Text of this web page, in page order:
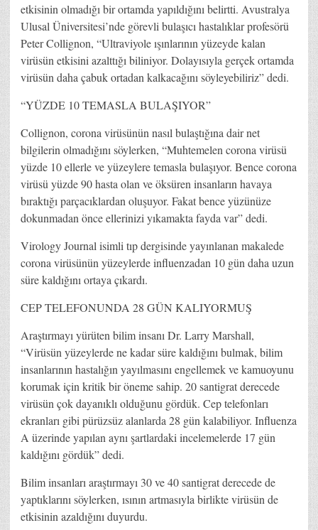
etkisinin olmadığı bir ortamda yapıldığını belirtti. Avustralya
Ulusal Üniversitesi’nde görevli bulaşıcı hastalıklar profesörü
Peter Collignon, “Ultraviyole ışınlarının yüzeyde kalan
virüsün etkisini azalttığı biliniyor. Dolayısıyla gerçek ortamda
virüsün daha çabuk ortadan kalkacağını söyleyebiliriz” dedi.
“YÜZDE 10 TEMASLA BULAŞIYOR”
Collignon, corona virüsünün nasıl bulaştığına dair net
bilgilerin olmadığını söylerken, “Muhtemelen corona virüsü
yüzde 10 ellerle ve yüzeylere temasla bulaşıyor. Bence corona
virüsü yüzde 90 hasta olan ve öksüren insanların havaya
bıraktığı parçacıklardan oluşuyor. Fakat bence yüzünüze
dokunmadan önce ellerinizi yıkamakta fayda var” dedi.
Virology Journal isimli tıp dergisinde yayınlanan makalede
corona virüsünün yüzeylerde influenzadan 10 gün daha uzun
süre kaldığını ortaya çıkardı.
CEP TELEFONUNDA 28 GÜN KALIYORMUŞ
Araştırmayı yürüten bilim insanı Dr. Larry Marshall,
“Virüsün yüzeylerde ne kadar süre kaldığını bulmak, bilim
insanlarının hastalığın yayılmasını engellemek ve kamuoyunu
korumak için kritik bir öneme sahip. 20 santigrat derecede
virüsün çok dayanıklı olduğunu gördük. Cep telefonları
ekranları gibi pürüzsüz alanlarda 28 gün kalabiliyor. Influenza
A üzerinde yapılan aynı şartlardaki incelemelerde 17 gün
kaldığını gördük” dedi.
Bilim insanları araştırmayı 30 ve 40 santigrat derecede de
yaptıklarını söylerken, ısının artmasıyla birlikte virüsün de
etkisinin azaldığını duyurdu.